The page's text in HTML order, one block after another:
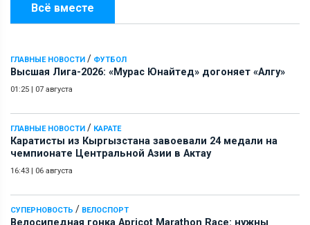
Всё вместе
ГЛАВНЫЕ НОВОСТИ / ФУТБОЛ
Высшая Лига-2026: «Мурас Юнайтед» догоняет «Алгу»
01:25 | 07 августа
ГЛАВНЫЕ НОВОСТИ / КАРАТЕ
Каратисты из Кыргызстана завоевали 24 медали на
чемпионате Центральной Азии в Актау
16:43 | 06 августа
СУПЕРНОВОСТЬ / ВЕЛОСПОРТ
Велосипедная гонка Apricot Marathon Race: нужны